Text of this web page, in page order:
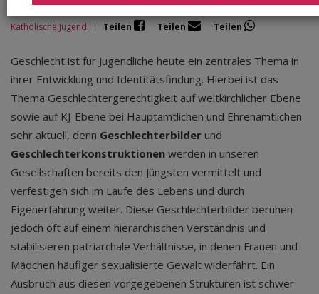
Katholische Jugend | Teilen Teilen Teilen
Geschlecht ist für Jugendliche heute ein zentrales Thema in
ihrer Entwicklung und Identitätsfindung. Hierbei ist das
Thema Geschlechtergerechtigkeit auf weltkirchlicher Ebene
sowie auf KJ-Ebene bei Hauptamtlichen und Ehrenamtlichen
sehr aktuell, denn Geschlechterbilder und
Geschlechterkonstruktionen werden in unseren
Gesellschaften bereits den Jüngsten vermittelt und
verfestigen sich im Laufe des Lebens und durch
Eigenerfahrung weiter. Diese Geschlechterbilder beruhen
jedoch oft auf einem hierarchischen Verständnis und
stabilisieren patriarchale Verhältnisse, in denen Frauen und
Mädchen häufiger sexualisierte Gewalt widerfährt. Ein
Ausbruch aus diesen vorgegebenen Strukturen ist schwer